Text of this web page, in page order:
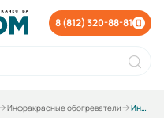
8 (812) 320-88-81
Инфракрасные обогреватели Инфракрасные обогреватели